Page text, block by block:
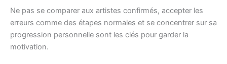
Ne pas se comparer aux artistes confirmés, accepter les
erreurs comme des étapes normales et se concentrer sur sa
progression personnelle sont les clés pour garder la
motivation.